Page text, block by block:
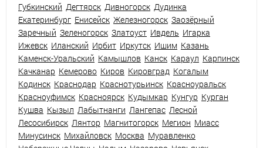
Губкинский Дегтярск Дивногорск Дудинка
Екатеринбург Енисейск Железногорск Заозёрный
Заречный Зеленогорск Златоуст Ивдель Игарка
Ижевск Иланский Ирбит Иркутск Ишим Казань
Каменск-Уральский Камышлов Канск Караул Карпинск
Качканар Кемерово Киров Кировград Когалым
Кодинск Краснодар Краснотурьинск Красноуральск
Красноуфимск Красноярск Кудымкар Кунгур Курган
Кушва Кызыл Лабытнанги Лангепас Лесной
Лесосибирск Лянтор Магнитогорск Мегион Миасс
Минусинск Михайловск Москва Муравленко